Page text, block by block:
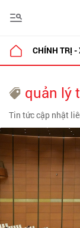
CHÍNH TRỊ -
quản lý
Tin tức cập nhật